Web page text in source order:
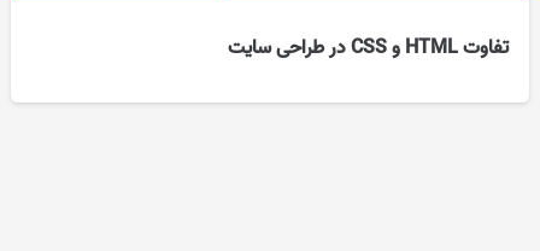
تفاوت HTML و CSS در طراحی سایت